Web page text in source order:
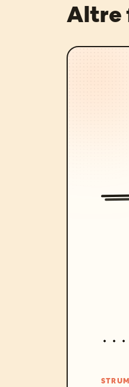
Altre